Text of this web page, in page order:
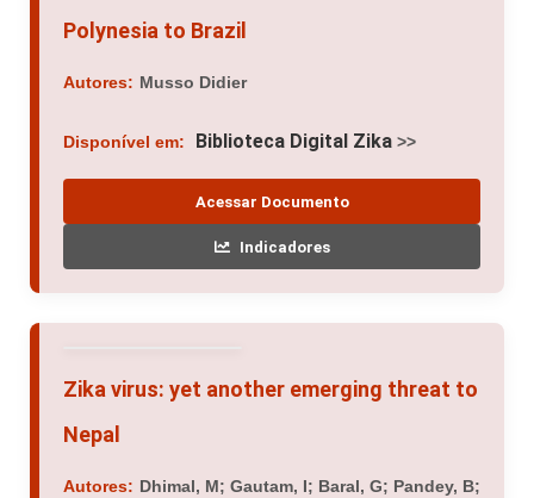
Polynesia to Brazil
Autores: Musso Didier
Disponível em: Biblioteca Digital Zika >>
Acessar Documento
Indicadores
Zika virus: yet another emerging threat to
Nepal
Autores: Dhimal, M; Gautam, I; Baral, G; Pandey, B;